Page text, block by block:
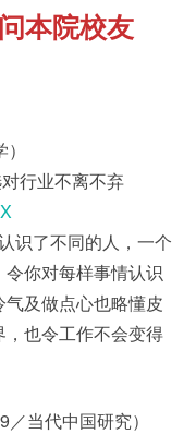
本院校友
行业不离不弃
识了不同的人，一个
你对每样事情认识
及做点心也略懂皮
也令工作不会变得
当代中国研究）